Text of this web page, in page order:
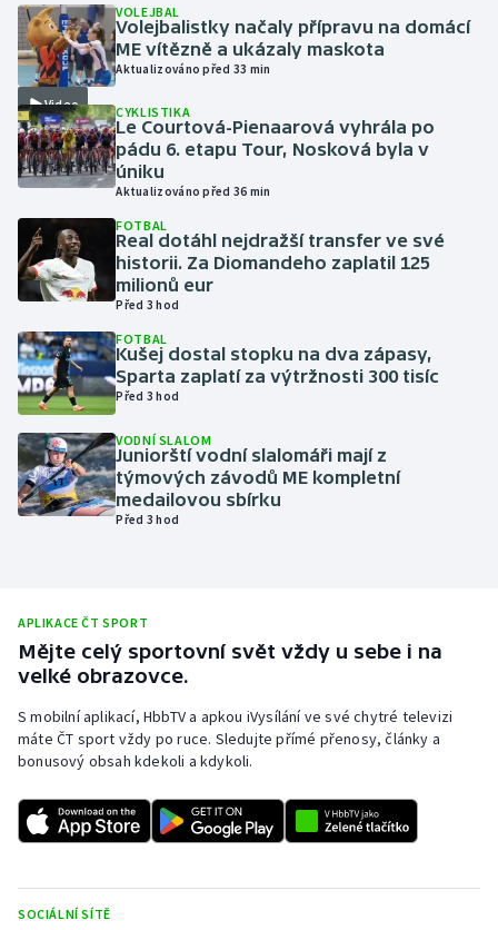
Jezdectví
Judo
Krasobruslení
Lyže a snowboard
Moderní pětiboj
Motorsport
Olympijské hry
Parasport
Plavání
Ragby
Rychlobruslení
Rychlostní kanoistika
Sportovní střelba
Stolní tenis
Video
VOLEJBAL
Volejbalistky načaly přípravu na domácí
ME vítězně a ukázaly maskota
Aktualizováno před 33 min
CYKLISTIKA
Le Courtová-Pienaarová vyhrála po
pádu 6. etapu Tour, Nosková byla v
úniku
Aktualizováno před 36 min
FOTBAL
Real dotáhl nejdražší transfer ve své
historii. Za Diomandeho zaplatil 125
milionů eur
Před 3 hod
FOTBAL
Kušej dostal stopku na dva zápasy,
Sparta zaplatí za výtržnosti 300 tisíc
Před 3 hod
VODNÍ SLALOM
Juniorští vodní slalomáři mají z
týmových závodů ME kompletní
medailovou sbírku
Před 3 hod
APLIKACE ČT SPORT
Mějte celý sportovní svět vždy u sebe i na
velké obrazovce.
S mobilní aplikací, HbbTV a apkou iVysílání ve své chytré televizi
máte ČT sport vždy po ruce. Sledujte přímé přenosy, články a
bonusový obsah kdekoli a kdykoli.
SOCIÁLNÍ SÍTĚ